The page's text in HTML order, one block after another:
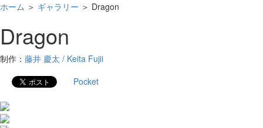
ホーム ＞ ギャラリー ＞ Dragon
Dragon
制作： 藤井 慶太 / Keita Fujii
Pocket